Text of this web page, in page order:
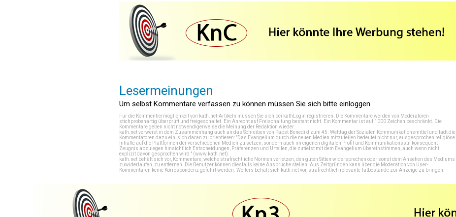
Lesermeinungen
Um selbst Kommentare verfassen zu können müssen Sie sich bitte einloggen.
Für die Kommentiermöglichkeit von kath.net-Artikeln müssen Sie sich bei kathLogin registrieren . Die Kommentare werden von Moderatoren
stichprobenartig überprüft und freigeschaltet. Ein Anrecht auf Freischaltung besteht nicht. Ein Kommentar ist auf 1000 Zeichen beschränkt. Die
Kommentare geben nicht notwendigerweise die Meinung der Redaktion wieder.
kath.net verweist in dem Zusammenhang auch an das Schreiben von Papst Benedikt zum 45. Welttag der Sozialen Kommunikationsmittel und lädt die
Kommentatoren dazu ein, sich daran zu orientieren: "Das Evangelium durch die neuen Medien mitzuteilen bedeutet nicht nur, ausgesprochen religiöse
Inhalte auf die Plattformen der verschiedenen Medien zu setzen, sondern auch im eigenen digitalen Profil und Kommunikationsstil konsequent
Zeugnis abzulegen hinsichtlich Entscheidungen, Präferenzen und Urteilen, die zutiefst mit dem Evangelium übereinstimmen, auch wenn nicht
explizit davon gesprochen wird." (www.kath.net)
kath.net behält sich vor, Kommentare, welche strafrechtliche Normen verletzen, den guten Sitten widersprechen oder sonst dem Ansehen des Mediums
zuwiderlaufen, zu entfernen. Die Benutzer können diesfalls keine Ansprüche stellen. Aus Zeitgründen kann über die Moderation von User-
Kommentaren keine Korrespondenz geführt werden. Weiters behält sich kath.net vor, strafrechtlich relevante Tatbestände zur Anzeige zu bringen.